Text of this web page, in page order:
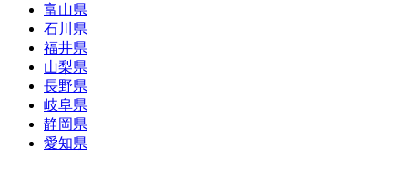
富山県
石川県
福井県
山梨県
長野県
岐阜県
静岡県
愛知県